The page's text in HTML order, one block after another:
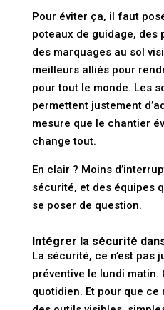
Pour éviter ça, il faut
poteaux de guidage, des
des marquages au sol
meilleurs alliés pour
pour tout le monde. Les
permettent justement
mesure que le chantier
change tout.
En clair ? Moins
sécurité, et des équipes
se poser de question.
Intégrer la sécurité
La sécurité, ce n’est pas
préventive le lundi matin.
quotidien. Et pour que